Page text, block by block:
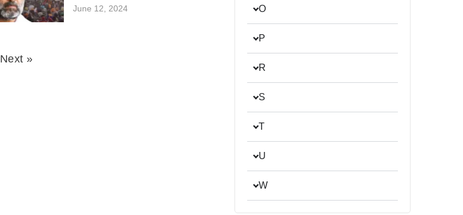
June 12, 2024
Next »
O
P
R
S
T
U
W